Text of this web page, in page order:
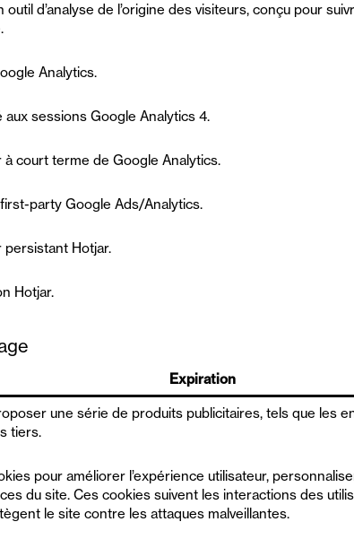
d’analyse de l’origine des visiteurs, conçu pour
Analytics.
aux sessions Google Analytics 4.
à court terme de Google Analytics.
party Google Ads/Analytics.
persistant Hotjar.
Hotjar.
Expiration
une série de produits publicitaires, tels que les
tiers.
pour améliorer l’expérience utilisateur,
du site. Ces cookies suivent les interactions des
le site contre les attaques malveillantes.